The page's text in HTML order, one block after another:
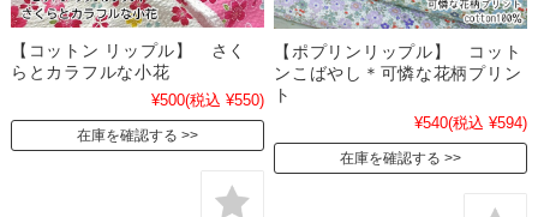
【コットン リップル】 さく
らとカラフルな小花
¥500(税込 ¥550)
在庫を確認する
【ポプリンリップル】 コット
ンこばやし＊可憐な花柄プリン
ト
¥540(税込 ¥594)
在庫を確認する